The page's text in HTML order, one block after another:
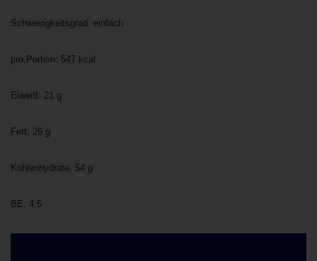
Schwierigkeitsgrad: einfach
pro Portion: 547 kcal
Eiweiß: 21 g
Fett: 26 g
Kohlenhydrate: 54 g
BE: 4,5